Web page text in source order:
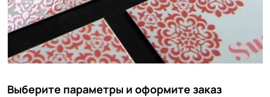
Выберите параметры и оформите заказ